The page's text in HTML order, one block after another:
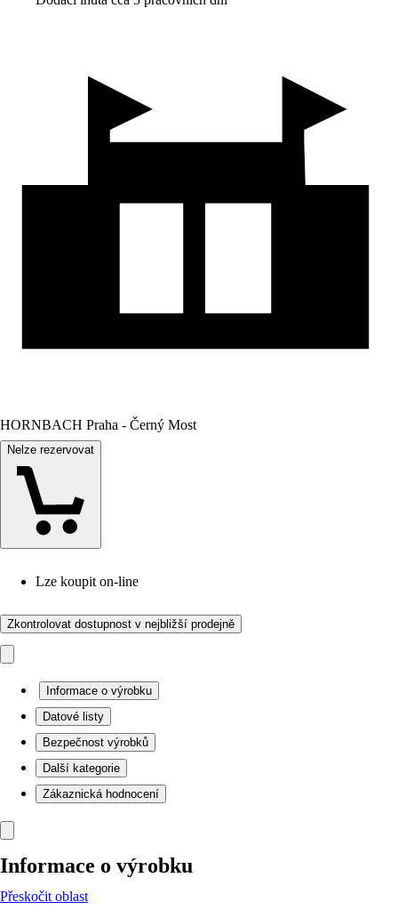
HORNBACH Praha - Černý Most
Nelze rezervovat
Lze koupit on-line
Zkontrolovat dostupnost v nejbližší prodejně
Informace o výrobku
Datové listy
Bezpečnost výrobků
Další kategorie
Zákaznická hodnocení
Informace o výrobku
Přeskočit oblast